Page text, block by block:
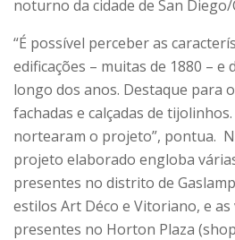
noturno da cidade de San Diego/
“É possível perceber as
edificações – muitas de 1880 – e
longo dos anos. Destaque para
fachadas e calçadas de
nortearam o projeto”, pontua.
projeto elaborado engloba
presentes no distrito de
estilos Art Déco e Vitoriano, e as
presentes no Horton Plaza